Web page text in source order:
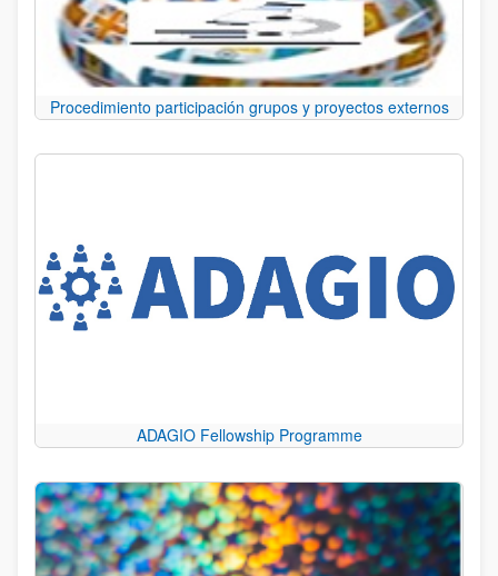
Procedimiento participación grupos y proyectos externos
ADAGIO Fellowship Programme